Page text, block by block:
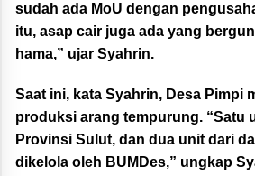
sudah ada MoU dengan
itu, asap cair juga ada yang
hama,” ujar Syahrin.
Saat ini, kata Syahrin, Desa Pimpi
produksi arang tempurung. “Satu
Provinsi Sulut, dan dua unit dari
dikelola oleh BUMDes,” ungkap